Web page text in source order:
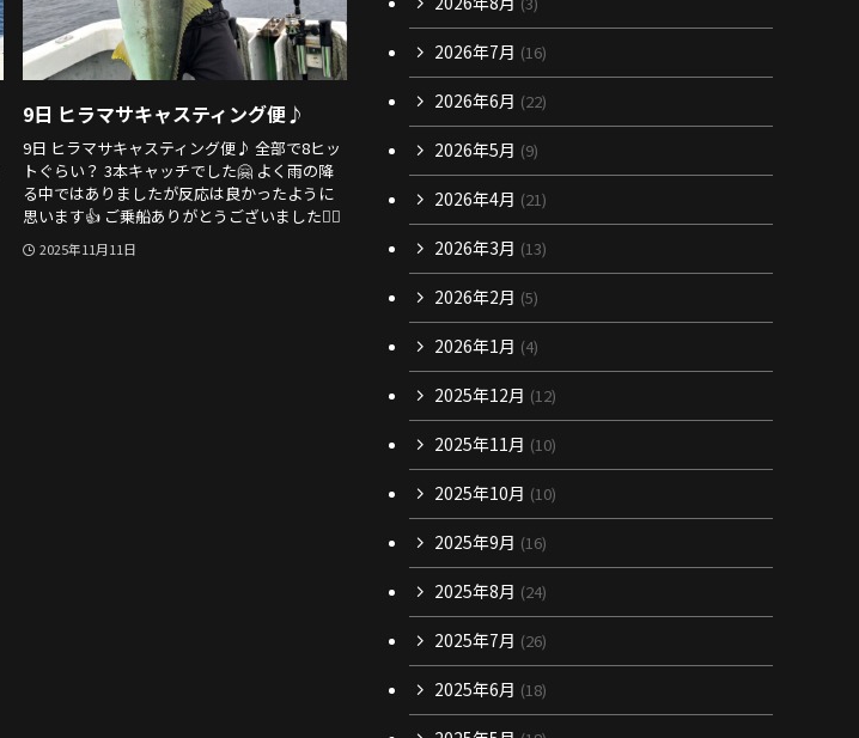
9日 ヒラマサキャスティング便♪
9日 ヒラマサキャスティング便♪ 全部で8ヒッ
トぐらい？ 3本キャッチでした🤗 よく雨の降
る中ではありましたが反応は良かったように
思います👍 ご乗船ありがとうございました🙇‍♂️
2025年11月11日
2026年7月 (16)
2026年6月 (22)
2026年5月 (9)
2026年4月 (21)
2026年3月 (13)
2026年2月 (5)
2026年1月 (4)
2025年12月 (12)
2025年11月 (10)
2025年10月 (10)
2025年9月 (16)
2025年8月 (24)
2025年7月 (26)
2025年6月 (18)